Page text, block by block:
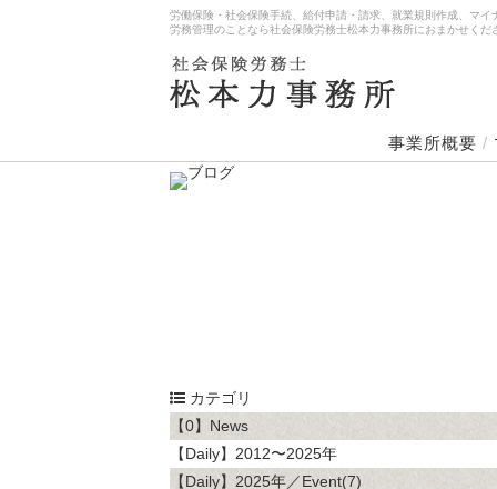
労働保険・社会保険手続、給付申請・請求、就業規則作成、マ
労務管理のことなら社会保険労務士松本力事務所におまかせくだ
事業所概要 /
カテゴリ
【0】News
【Daily】2012〜2025年
【Daily】2025年／Event(7)